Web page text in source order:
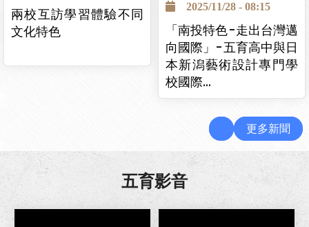
兩校互訪學習體驗不同
文化特色
2025/11/28 - 08:15
「南投特色-走出台灣邁
向國際」-五育高中與日
本新潟藝術設計專門學
校國際…
更多新聞
五育影音